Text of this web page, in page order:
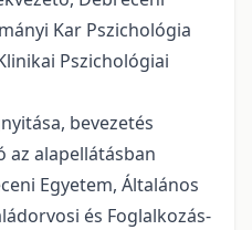
Kar Pszichológia
Pszichológiai
bevezetés
az alapellátásban
Egyetem, Általános
és Foglalkozás-